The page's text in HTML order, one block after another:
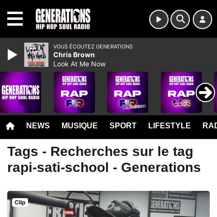
NEWS MUSIQUE SPORT LIFESTYLE
Tags - Recherches sur le tag
rapi-sati-school - Generations
Clip
VOUS ÉCOUTEZ GENERATIONS
Chris Brown
Look At Me Now